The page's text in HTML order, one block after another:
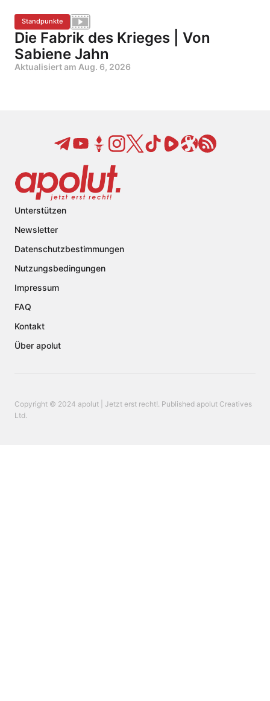
Standpunkte
Die Fabrik des Krieges | Von
Sabiene Jahn
Aktualisiert am Aug. 6, 2026
Unterstützen
Newsletter
Datenschutzbestimmungen
Nutzungsbedingungen
Impressum
FAQ
Kontakt
Über apolut
Copyright © 2024 apolut | Jetzt erst recht!. Published apolut Creatives
Ltd.